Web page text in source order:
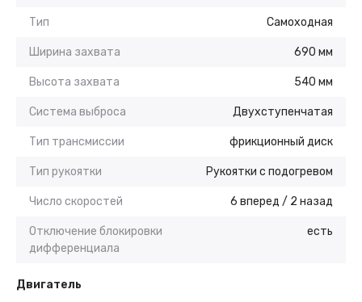
Тип Самоходная
Ширина захвата 690 мм
Высота захвата 540 мм
Система выброса Двухступенчатая
Тип трансмиссии фрикционный диск
Тип рукоятки Рукоятки с подогревом
Число скоростей 6 вперед / 2 назад
Отключение блокировки
дифференциала
есть
Двигатель